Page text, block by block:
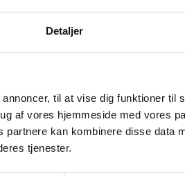
Detaljer
til at vise dig funktioner til
af vores hjemmeside med vores
kan kombinere disse data
tjenester.
Bolo hængende